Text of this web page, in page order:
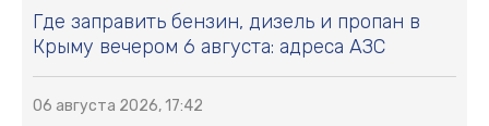
Где заправить бензин, дизель и пропан в
Крыму вечером 6 августа: адреса АЗС
06 августа 2026, 17:42